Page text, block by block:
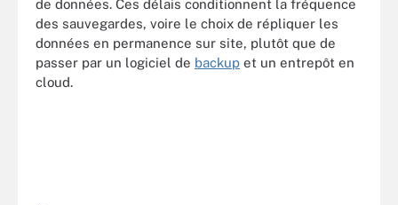
de données. Ces délais conditionnent la fréquence
des sauvegardes, voire le choix de répliquer les
données en permanence sur site, plutôt que de
passer par un logiciel de backup et un entrepôt en
cloud.